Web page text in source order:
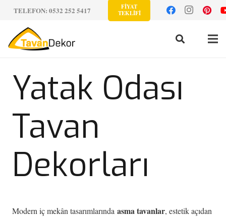
TELEFON: 0532 252 5417
FİYAT
TEKLİFİ
Yatak Odası
Tavan
Dekorları
Modern iç mekân tasarımlarında asma tavanlar, estetik açıdan